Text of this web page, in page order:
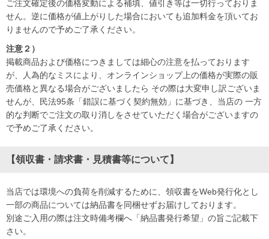
ご注文確定後の価格変動による補填、値引き等は一切行っておりま
せん。逆に価格が値上がりした場合においても追加料金を頂いてお
りませんので予めご了承ください。
注意２）
掲載商品および価格につきましては細心の注意を払っております
が、人為的なミスにより、オンラインショップ上の価格が実際の販
売価格と異なる場合がございましたら その際は大変申し訳ございま
せんが、民法95条「錯誤に基づく契約無効」に基づき、当店の 一方
的な判断でご注文の取り消しをさせていただく場合がございますの
で予めご了承ください。
【領収書・請求書・見積書等について】
当店では環境への負荷を削減するために、領収書をWeb発行化とし
一部の商品については納品書を同梱せずお届けしております。
別途ご入用の際は注文時備考欄へ「納品書発行希望」の旨ご記載下
さい。